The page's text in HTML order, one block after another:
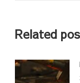
Related